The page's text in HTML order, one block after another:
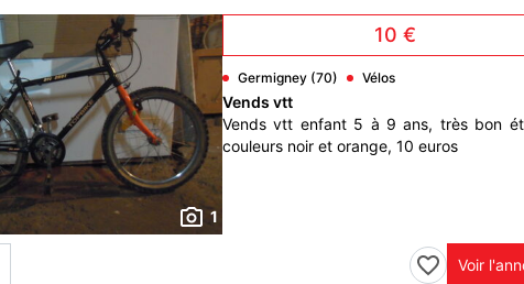
1
10 €
Germigney (70) Vélos
Vends vtt
Vends vtt enfant 5 à 9 ans, très bon
couleurs noir et orange, 10 euros
Voir